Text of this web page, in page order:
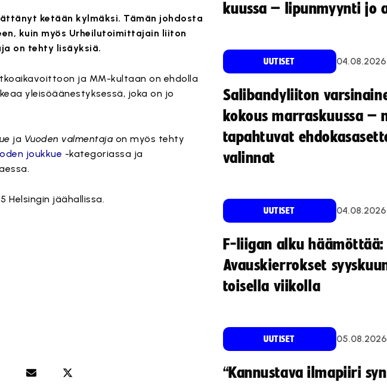
ketään kylmäksi. Tämän johdosta
kuin myös Urheilutoimittajain liiton
on tehty lisäyksiä.
ja MM-kultaan on ehdolla
yleisöäänestyksessä, joka on jo
ja Vuoden valmentaja on myös tehty
joukkue -kategoriassa ja
Helsingin jäähallissa.
kuussa – lipunmyynti jo
UUTISET 04.08.2026
Salibandyliiton
kokous marraskuussa –
tapahtuvat
valinnat
UUTISET 04.08.2026
F-liigan alku häämöttää:
Avauskierrokset
toisella viikolla
UUTISET 05.08.2026
“Kannustava ilmapiiri